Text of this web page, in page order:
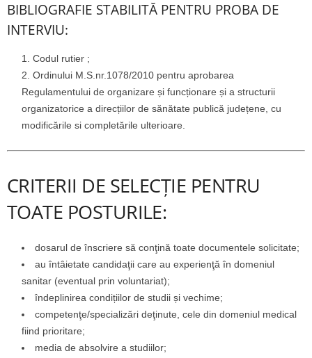
BIBLIOGRAFIE STABILITĂ PENTRU PROBA DE
INTERVIU:
Codul rutier ;
Ordinului M.S.nr.1078/2010 pentru aprobarea
Regulamentului de organizare și funcționare și a structurii
organizatorice a direcțiilor de sănătate publică județene, cu
modificările si completările ulterioare.
CRITERII DE SELECȚIE PENTRU
TOATE POSTURILE:
dosarul de înscriere să conţină toate documentele solicitate;
au întâietate candidaţii care au experienţă în domeniul
sanitar (eventual prin voluntariat);
îndeplinirea condițiilor de studii și vechime;
competenţe/specializări deţinute, cele din domeniul medical
fiind prioritare;
media de absolvire a studiilor;